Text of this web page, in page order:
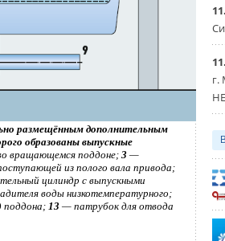
размещённым дополнительным
образованы выпускные
вращающемся поддоне; 3 —
из полого вала привода;
цилиндр с выпускными
воды низкотемпературного;
13 — патрубок для отвода
г.
и управляющего
испанскому гражданскому
совет и сообщество